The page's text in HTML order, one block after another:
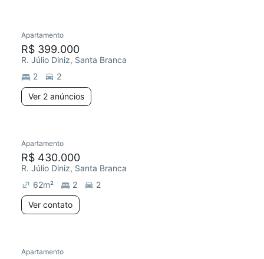
Apartamento
R$ 399.000
R. Júlio Diniz, Santa Branca
2
2
Ver 2 anúncios
Apartamento
R$ 430.000
R. Júlio Diniz, Santa Branca
62m² 2
2
Ver contato
Apartamento